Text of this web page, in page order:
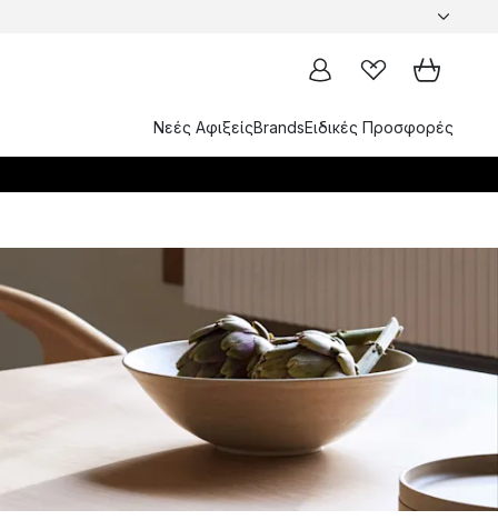
Νεές ΑφιξείςBrandsΕιδικές Προσφορές